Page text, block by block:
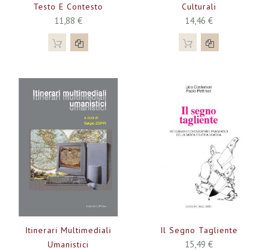
Testo E Contesto
11,88 €
Culturali
14,46 €
Itinerari Multimediali
Umanistici
Il Segno Tagliente
15,49 €